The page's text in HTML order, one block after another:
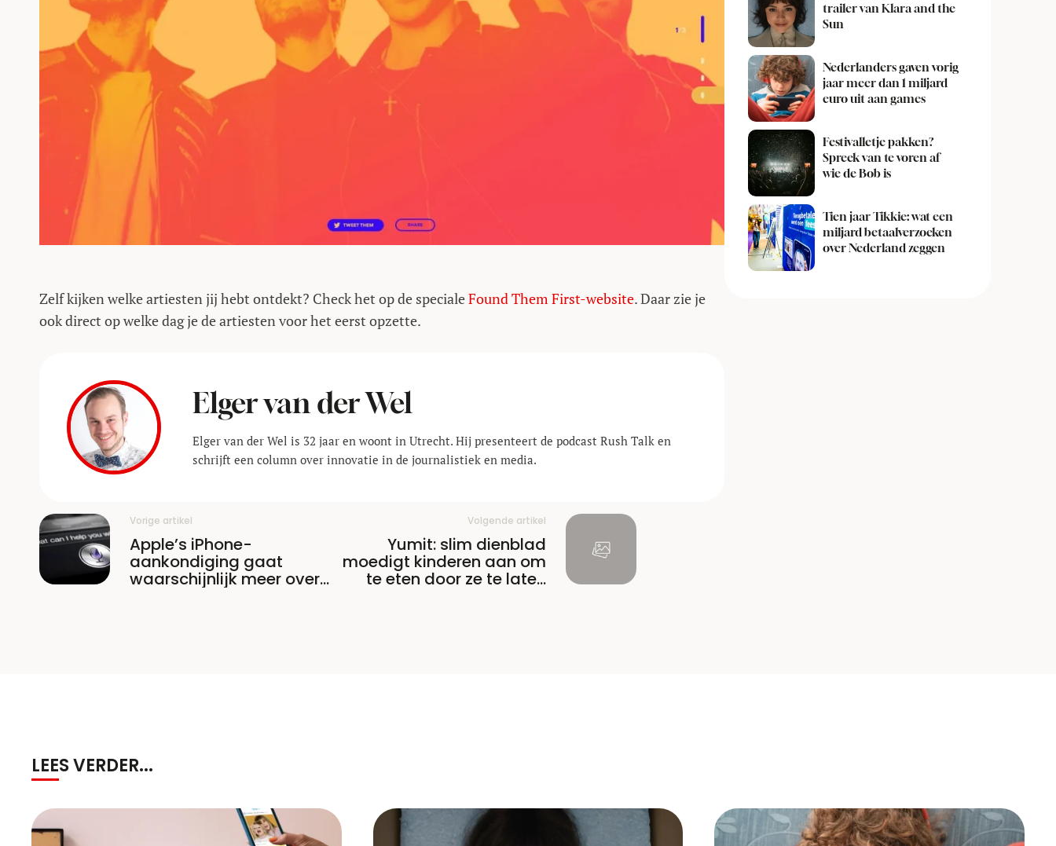
Zelf kijken welke artiesten jij hebt ontdekt? Check het op de specialeFound Them First-website. Daar zie je
ook direct op welke dag je de artiesten voor het eerst opzette.
Elger van der Wel
Elger van der Wel is 32 jaar en woont in Utrecht. Hij presenteert de podcast Rush Talk en
schrijft een column over innovatie in de journalistiek en media.
Vorige artikel
Apple’s iPhone-
aankondiging gaat
waarschijnlijk meer over
Volgende artikel
Yumit: slim dienblad
moedigt kinderen aan om
te eten door ze te laten
trailer van Klara and the
Sun
Nederlanders gaven vorig
jaar meer dan 1 miljard
euro uit aan games
Festivalletje pakken?
Spreek van te voren af
wie de Bob is
Tien jaar Tikkie: wat een
miljard betaalverzoeken
over Nederland zeggen
LEES VERDER...